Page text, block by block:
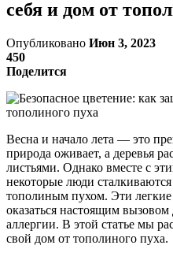
себя и дом от
Опубликовано Июн 3, 2023
450
Поделится
Весна и начало лета — это
природа оживает, а деревья
листьями. Однако вместе с
некоторые люди
тополиным пухом. Эти
оказаться настоящим
аллергии. В этой статье мы
свой дом от тополиного пуха.